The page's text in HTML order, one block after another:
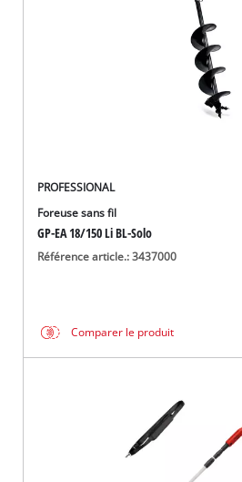
PROFESSIONAL
Foreuse sans fil
GP-EA 18/150 Li BL-Solo
Référence article.: 3437000
Comparer le produit